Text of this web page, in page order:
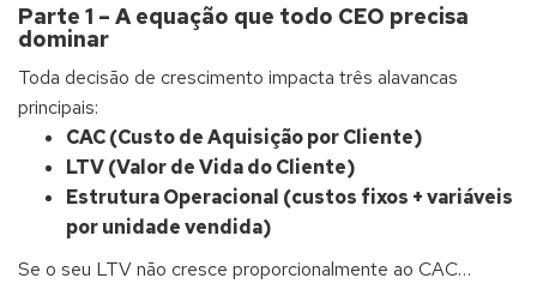
Parte 1 – A equação que todo CEO precisa
dominar
Toda decisão de crescimento impacta três alavancas
principais:
CAC (Custo de Aquisição por Cliente)
LTV (Valor de Vida do Cliente)
Estrutura Operacional (custos fixos + variáveis
por unidade vendida)
Se o seu LTV não cresce proporcionalmente ao CAC…